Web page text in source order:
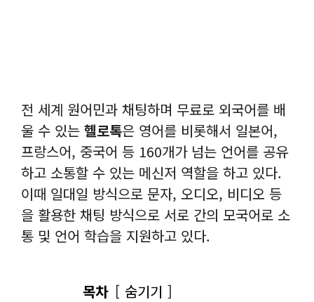
전 세계 원어민과 채팅하며 무료로 외국어를 배
울 수 있는 헬로톡은 영어를 비롯해서 일본어,
프랑스어, 중국어 등 160개가 넘는 언어를 공유
하고 소통할 수 있는 메신저 역할을 하고 있다.
이때 일대일 방식으로 문자, 오디오, 비디오 등
을 활용한 채팅 방식으로 서로 간의 모국어로 소
통 및 언어 학습을 지원하고 있다.
목차
숨기기